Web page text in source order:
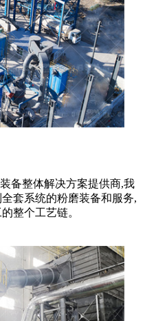
备整体解决方案提供商,我
套系统的粉磨装备和服务,
整个工艺链。